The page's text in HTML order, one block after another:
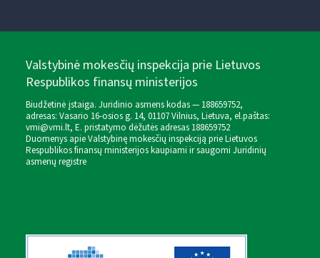
Valstybinė mokesčių inspekcija prie Lietuvos
Respublikos finansų ministerijos
Biudžetinė įstaiga. Juridinio asmens kodas — 188659752,
adresas: Vasario 16-osios g. 14, 01107 Vilnius, Lietuva, el.paštas:
vmi@vmi.lt, E. pristatymo dėžutės adresas 188659752
Duomenys apie Valstybinę mokesčių inspekciją prie Lietuvos
Respublikos finansų ministerijos kaupiami ir saugomi Juridinių
asmenų registre